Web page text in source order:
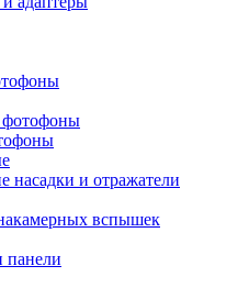
фотофоны
и отражатели
вспышек
панели